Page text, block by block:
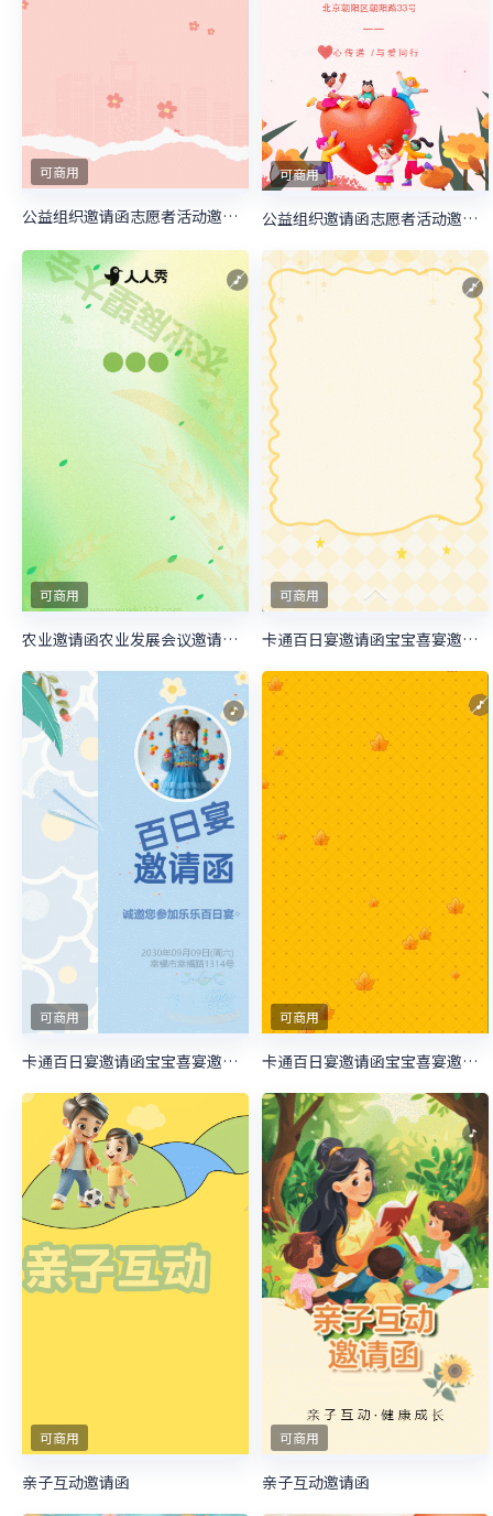
可商用
公益组织邀请函志愿者活动邀请函慈善活动邀请函
可商用
公益组织邀请函志愿者活动邀请函慈善活动邀请函
可商用
农业邀请函农业发展会议邀请函农业展望大会邀请函
可商用
卡通百日宴邀请函宝宝喜宴邀请函生日邀请函
可商用
卡通百日宴邀请函宝宝喜宴邀请函生日邀请函
可商用
卡通百日宴邀请函宝宝喜宴邀请函生日邀请函
可商用
亲子互动邀请函
可商用
亲子互动邀请函